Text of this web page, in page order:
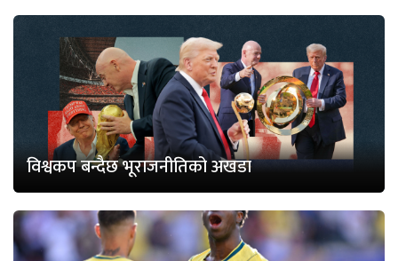
विश्वकप बन्दैछ भूराजनीतिको अखडा